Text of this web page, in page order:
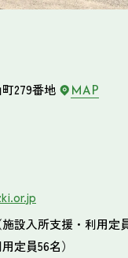
279番地 MAP
設入所支援・利用定
定員56名）